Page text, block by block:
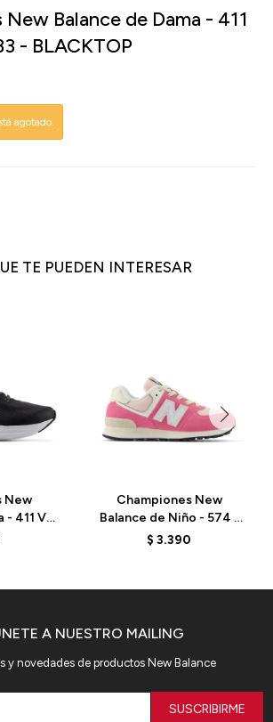
Balance de Dama - 411
- BLACKTOP
agotado.
TE PUEDEN INTERESAR
New
- 411 V4
Championes New
Balance de Niño - 574 -
PC574RBS - REAL PINK
$ 3.390
A NUESTRO MAILING
y novedades de productos New Balance
SUSCRIBIRME